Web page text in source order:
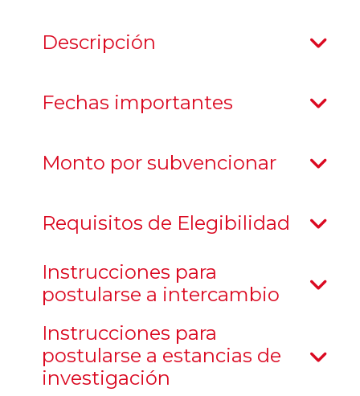
Descripción
Fechas importantes
Monto por subvencionar
Requisitos de Elegibilidad
Instrucciones para
postularse a intercambio
Instrucciones para
postularse a estancias de
investigación